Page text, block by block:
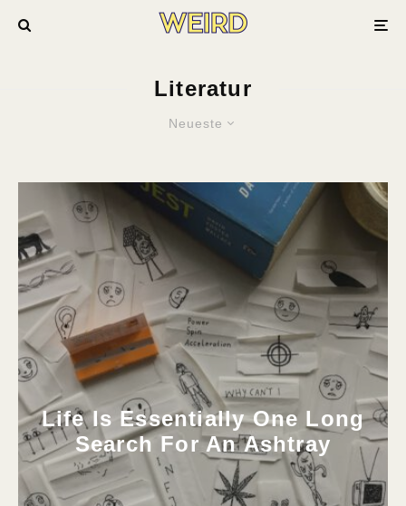
Neueste
Literatur
Life Is Essentially One Long
Search For An Ashtray